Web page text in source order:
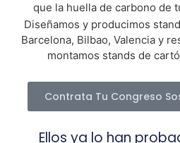
que la huella de carbono de
Diseñamos y producimos
Barcelona, Bilbao, Valencia y
montamos stands de
Contrata Tu Congreso
Ellos ya lo han